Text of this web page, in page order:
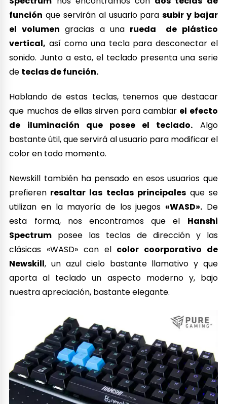
función que servirán al usuario parasubir y bajar
el volumen gracias a una rueda de plástico
vertical, así como una tecla para desconectar el
sonido. Junto a esto, el teclado presenta una serie
de teclas de función.
Hablando de estas teclas, tenemos que destacar
que muchas de ellas sirven para cambiar el efecto
de iluminación que posee el teclado. Algo
bastante útil, que servirá al usuario para modificar el
color en todo momento.
Newskill también ha pensado en esos usuarios que
prefieren resaltar las teclas principalesque se
utilizan en la mayoría de los juegos «WASD».De
esta forma, nos encontramos que el Hanshi
Spectrum posee las teclas de dirección y las
clásicas «WASD» con el color coorporativo de
Newskill, un azul cielo bastante llamativo y que
aporta al teclado un aspecto moderno y, bajo
nuestra apreciación, bastante elegante.